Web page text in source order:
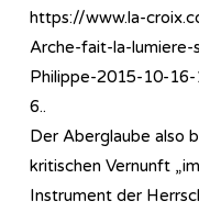
https://www.la-
Arche-fait-la-lumiere-
Philippe-2015-10-
6..
Der Aberglaube also
kritischen Vernunft
Instrument der